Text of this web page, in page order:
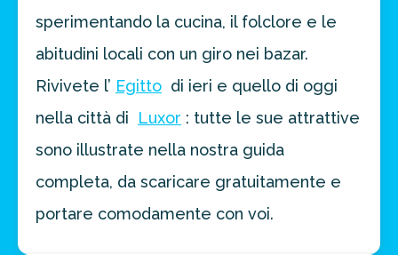
sperimentando la cucina, il folclore e le
abitudini locali con un giro nei bazar.
Rivivete l’ Egitto di ieri e quello di oggi
nella città di
Luxor : tutte le sue attrattive
sono illustrate nella nostra guida
completa, da scaricare gratuitamente e
portare comodamente con voi.